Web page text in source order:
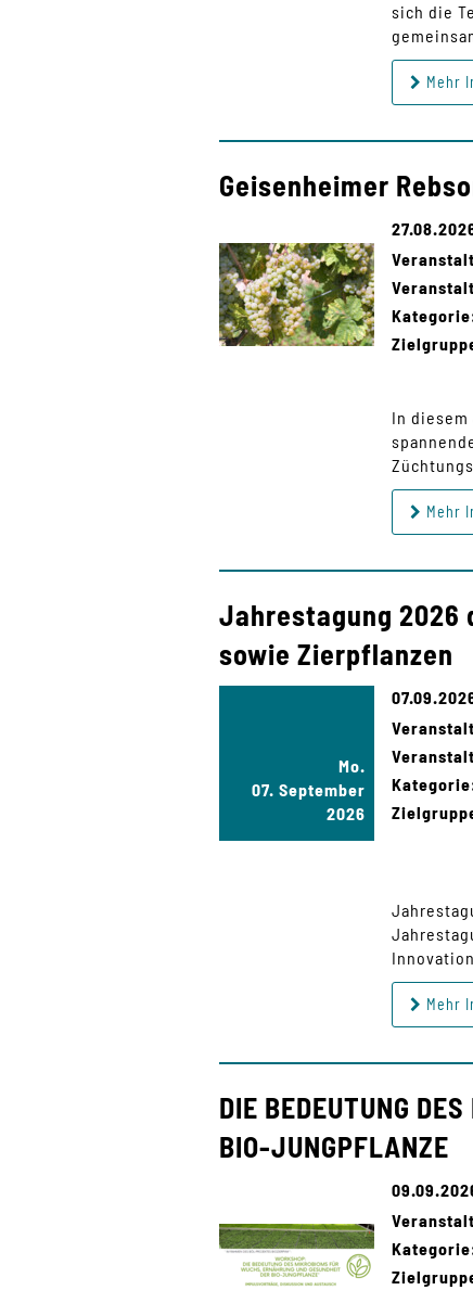
sich die
Mehr
Geisenheimer
In
Mehr
Jahrestagung 2026
sowie Zierpflanzen
Mo.
07. September
2026
Mehr
DIE BEDEUTUNG
BIO-JUNGPFLANZE